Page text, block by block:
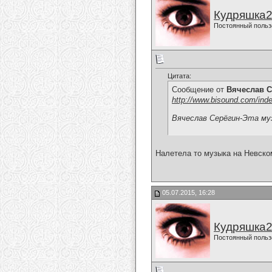
Постоянный
Цитата:
Сообщение от Вячеслав
http://www.bisound.com/
Вячеслав Серёгин-Эта
Налетела то музыка на
05.07.2015, 16:28
Постоянный